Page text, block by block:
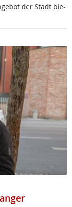
der Stadt bie­